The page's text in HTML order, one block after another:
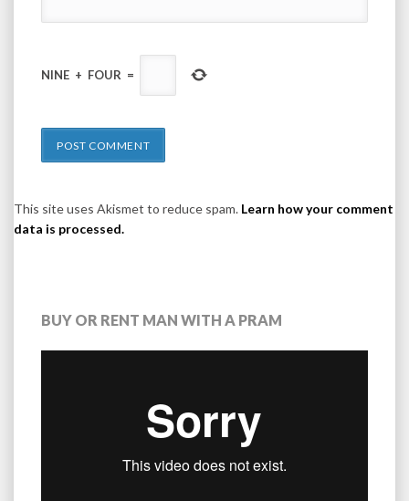
NINE + FOUR =
This site uses Akismet to reduce spam. Learn how your comment
data is processed.
BUY OR RENT MAN WITH A PRAM